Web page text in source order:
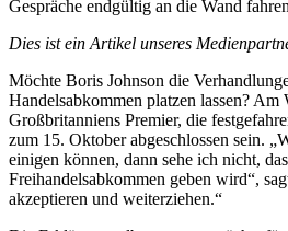
Gespräche endgültig an die Wand
Dies ist ein Artikel unseres
Möchte Boris Johnson die
Handelsabkommen platzen lassen? Am
Großbritanniens Premier, die
zum 15. Oktober abgeschlossen sein.
einigen können, dann sehe ich nicht,
Freihandelsabkommen geben wird“,
akzeptieren und weiterziehen.“